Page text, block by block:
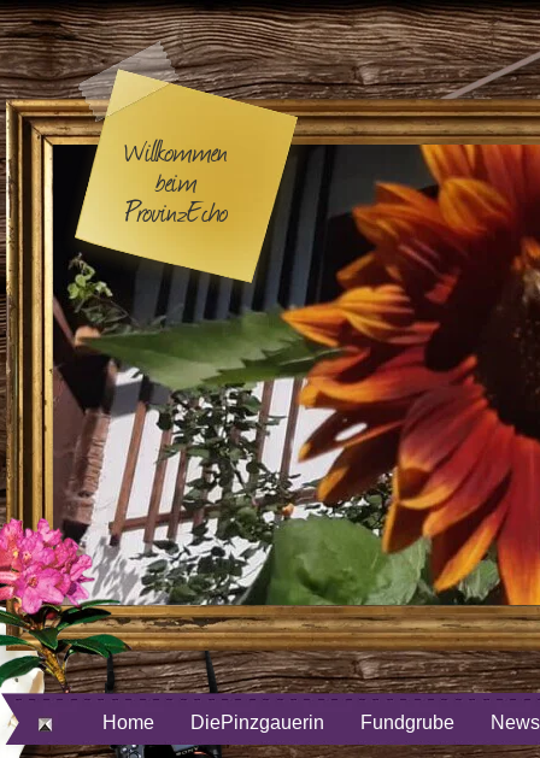
Willkommen
beim
ProvinzEcho
Home DiePinzgauerin Fundgrube
Twitter